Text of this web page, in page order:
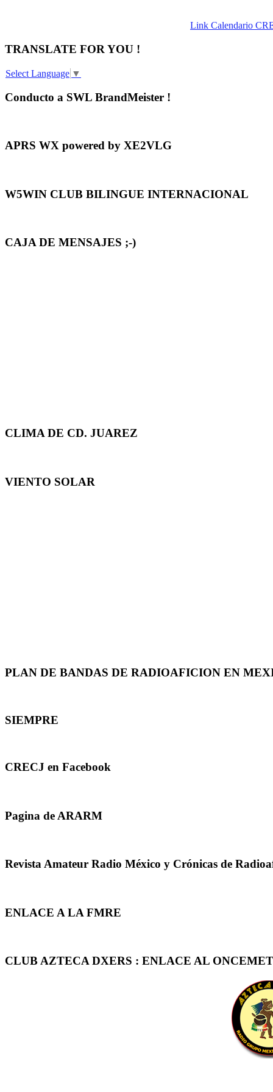
Link Calendario
TRANSLATE FOR YOU !
Select Language ▼
Conducto a SWL BrandMeister !
APRS WX powered by XE2VLG
W5WIN CLUB BILINGUE INTERNACIONAL
CAJA DE MENSAJES ;-)
CLIMA DE CD. JUAREZ
VIENTO SOLAR
PLAN DE BANDAS DE RADIOAFICION EN
SIEMPRE
CRECJ en Facebook
Pagina de ARARM
Revista Amateur Radio México y Crónicas de
ENLACE A LA FMRE
CLUB AZTECA DXERS : ENLACE AL